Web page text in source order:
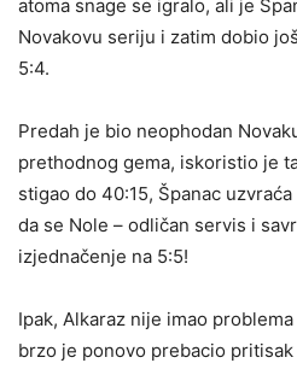
atoma snage se igralo, ali je
Novakovu seriju i zatim dobio
5:4.
Predah je bio neophodan
prethodnog gema, iskoristio je
stigao do 40:15, Španac
da se Nole – odličan servis i
izjednačenje na 5:5!
Ipak, Alkaraz nije imao
brzo je ponovo prebacio